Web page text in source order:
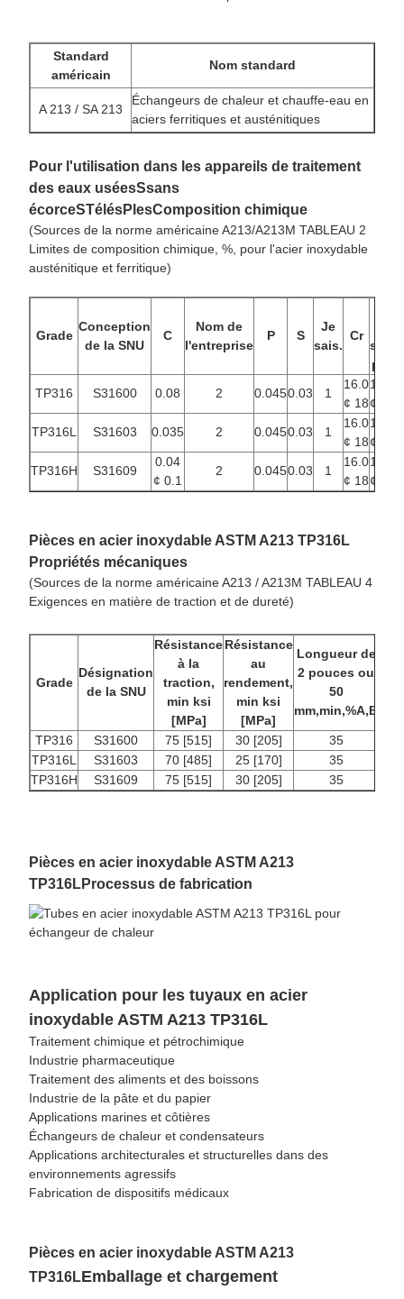
Standard
américain
Nom standard
A 213 / SA 213
Échangeurs de chaleur et chauffe-eau en
aciers ferritiques et austénitiques
Pour l'utilisation dans les appareils de traitement
des eaux uséesSsans
écorceSTélésP lesComposition chimique
(Sources de la norme américaine A213/A213M TABLEAU 2
Limites de composition chimique, %, pour l'acier inoxydable
austénitique et ferritique)
Grade
Conception
de la SNU
C
Nom de
l'entreprise
P S
Je
sais.
Cr
sais
pas
TP316
S31600 0.08 2 0.0450.03 1
16.0
¢ 18
10.0
¢ 14
TP316L S31603 0.035 2 0.0450.03 1
16.0
¢ 18
10.0
¢ 14
TP316H S31609
0.04
¢ 0.1
2 0.0450.03 1
16.0
¢ 18
10.0
¢ 14
Pièces en acier inoxydable ASTM A213 TP316L
Propriétés mécaniques
(Sources de la norme américaine A213 / A213M TABLEAU 4
Exigences en matière de traction et de dureté)
Grade
Désignation
de la SNU
Résistance
à la
traction,
min ksi
[MPa]
Résistance
au
rendement,
min ksi
[MPa]
Longueur de
2 pouces ou
50
mm,min,%A,B
TP316 S31600 75 [515] 30 [205]
35
TP316L
S31603 70 [485] 25 [170]
35
TP316H
S31609 75 [515] 30 [205] 35
Pièces en acier inoxydable ASTM A213
TP316LProcessus de fabrication
Application pour les tuyaux en acier
inoxydable ASTM A213 TP316L
Traitement chimique et pétrochimique
Industrie pharmaceutique
Traitement des aliments et des boissons
Industrie de la pâte et du papier
Applications marines et côtières
Échangeurs de chaleur et condensateurs
Applications architecturales et structurelles dans des
environnements agressifs
Fabrication de dispositifs médicaux
Pièces en acier inoxydable ASTM A213
TP316LEmballage et chargement